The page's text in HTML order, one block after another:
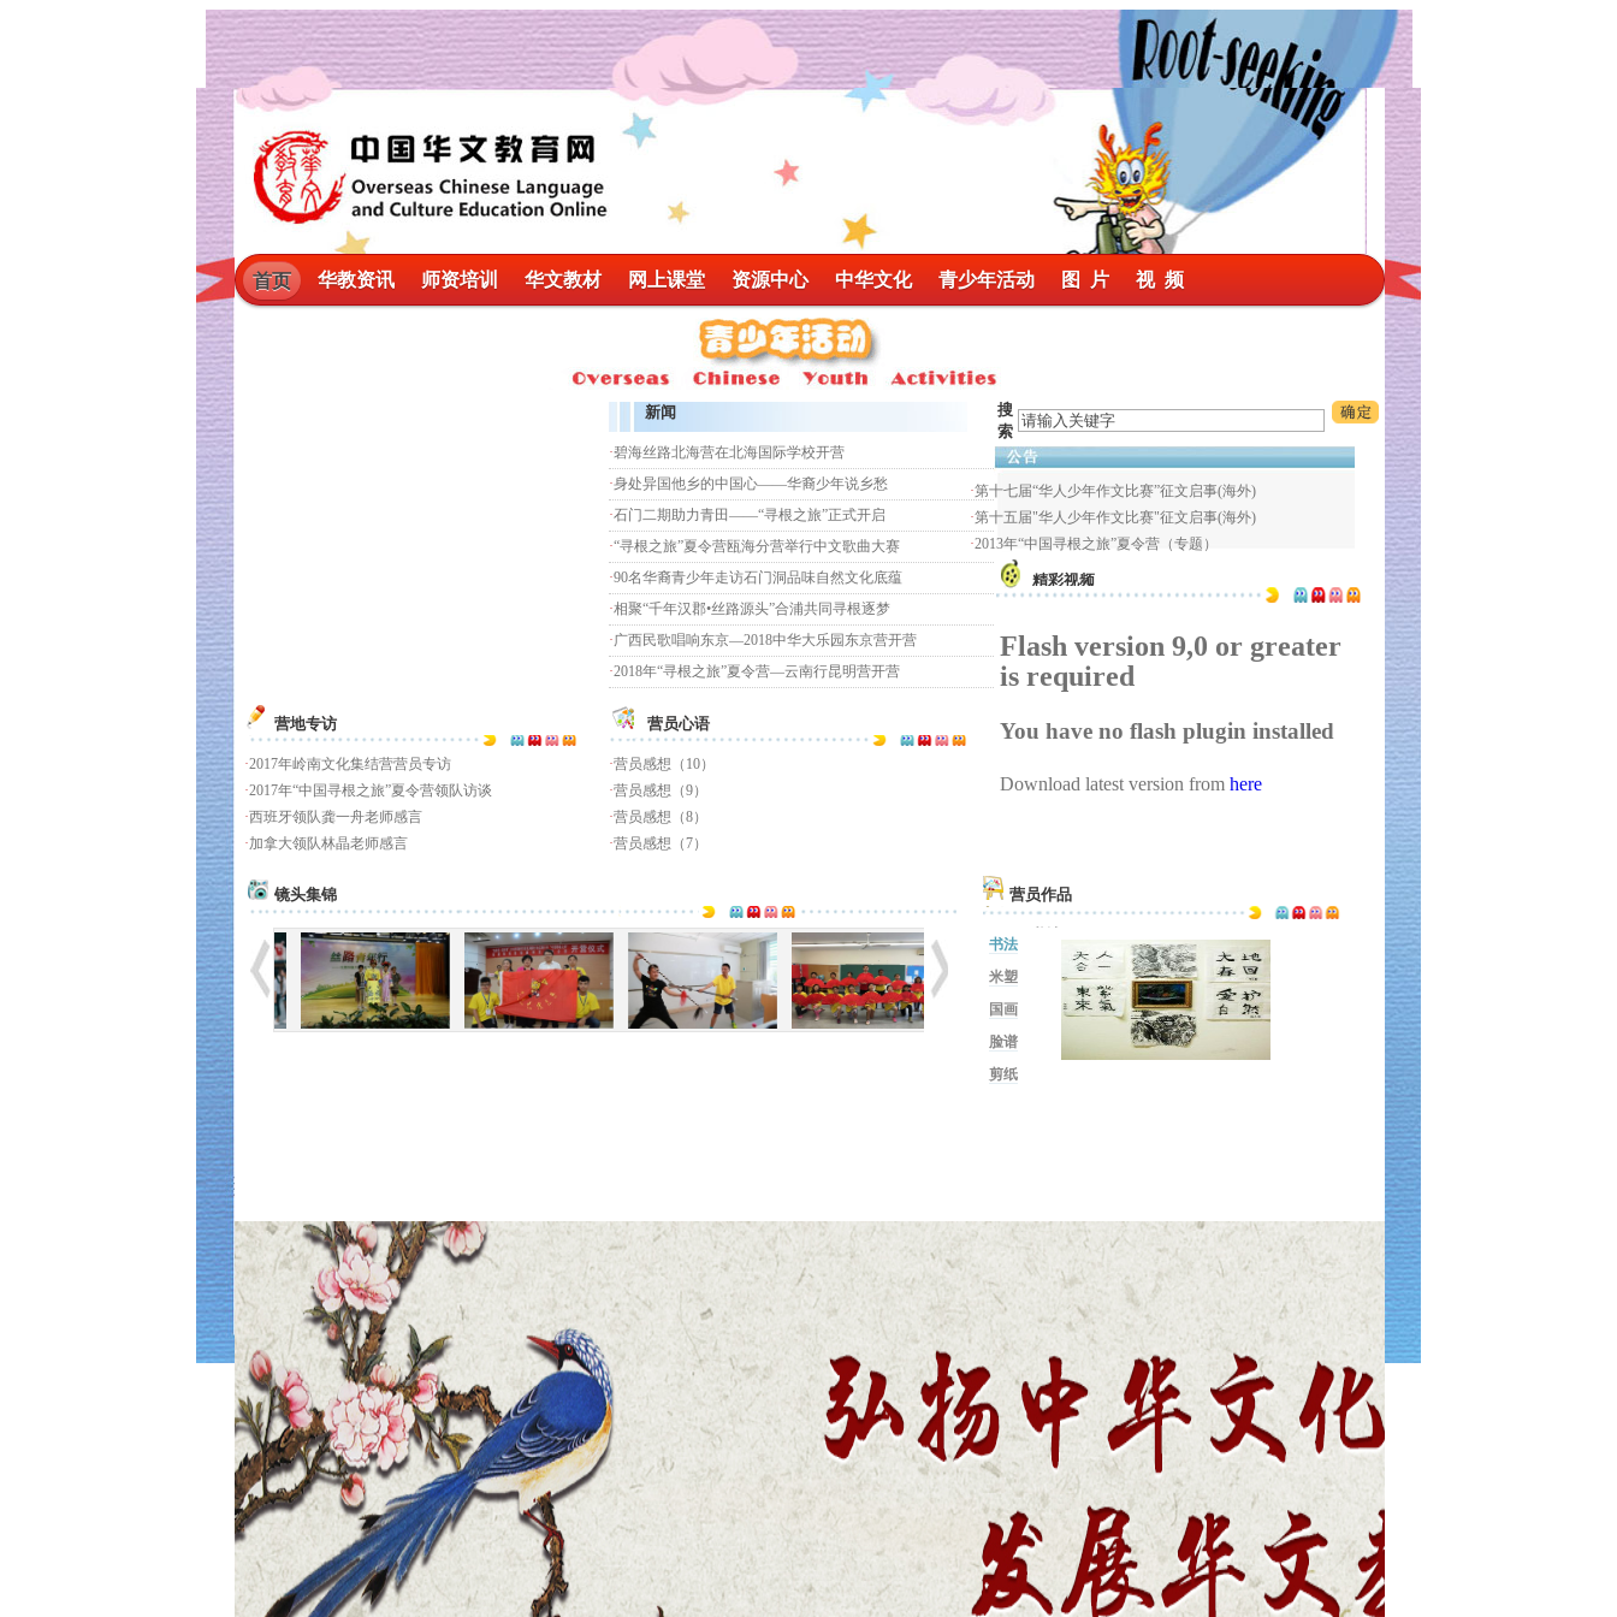
首页 华教资讯 师资培训 华文教材 网上课堂 资源中心 中华文化 青少年活动 图 片 视 频
新闻
·碧海丝路北海营在北海国际学校开营
·身处异国他乡的中国心——华裔少年说乡愁
·石门二期助力青田——“寻根之旅”正式开启
·“寻根之旅”夏令营瓯海分营举行中文歌曲大赛
·90名华裔青少年走访石门洞品味自然文化底蕴
·相聚“千年汉郡•丝路源头”合浦共同寻根逐梦
·广西民歌唱响东京—2018中华大乐园东京营开营
·2018年“寻根之旅”夏令营—云南行昆明营开营
搜
索
·第十七届“华人少年作文比赛”征文启事(海外)
·第十五届"华人少年作文比赛"征文启事(海外)
·2013年“中国寻根之旅”夏令营（专题）
精彩视频
Flash version 9,0 or greater
is required
You have no flash plugin installed
Download latest version from here
营地专访
·2017年岭南文化集结营营员专访
·2017年“中国寻根之旅”夏令营领队访谈
·西班牙领队龚一舟老师感言
·加拿大领队林晶老师感言
营员心语
·营员感想（10）
·营员感想（9）
·营员感想（8）
·营员感想（7）
镜头集锦 营员作品
书法
米塑
国画
脸谱
剪纸